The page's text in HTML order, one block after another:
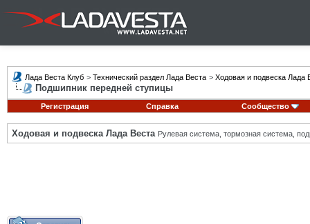
Лада Веста Клуб > Технический раздел Лада Веста > Ходовая и подвеска Лада
Подшипник передней ступицы
Регистрация Справка Сообщество
Ходовая и подвеска Лада Веста Рулевая система, тормозная система,